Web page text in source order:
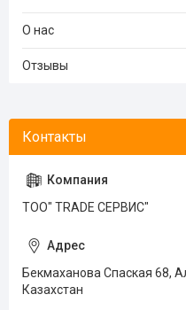
О нас
Отзывы
ТОО" TRADE СЕРВИС"
Бекмаханова Спаская 68,
Казахстан